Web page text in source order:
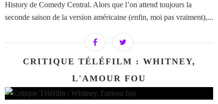
History de Comedy Central. Alors que l’on attend toujours la
seconde saison de la version américaine (enfin, moi pas vraiment),...
CRITIQUE TÉLÉFILM : WHITNEY,
L'AMOUR FOU